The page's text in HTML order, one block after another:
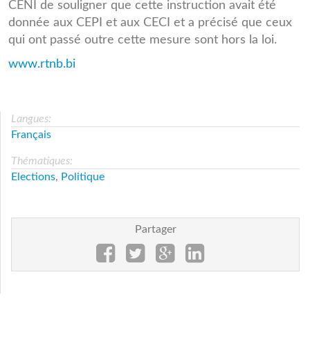
CENI de souligner que cette instruction avait été
donnée aux CEPI et aux CECI et a précisé que ceux
qui ont passé outre cette mesure sont hors la loi.
www.rtnb.bi
Langues:
Français
Thématiques:
Elections, Politique
Partager